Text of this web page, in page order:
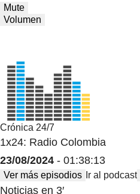
Mute
Volumen
Crónica 24/7
1x24: Radio Colombia
23/08/2024 - 01:38:13
Ver más episodios Ir al podcast
Noticias en 3′